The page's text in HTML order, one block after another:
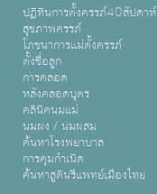
ปฏิทินการตั้งครรภ์40สัปดาห์
สุขภาพครรภ์
โภชนาการแม่ตั้งครรภ์
ตั้งชื่อลูก
การคลอด
หลังคลอดบุตร
คลินิคนมแม่
นมผง / นมผสม
ค้นหาโรงพยาบาล
การคุมกำเนิด
ค้นหาสูตินรีแพทย์เมืองไทย